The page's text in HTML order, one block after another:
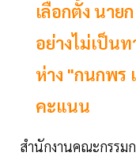
เลือกตั้ง นาย
อย่างไม่เป็น
ห่าง "กนกพร
คะแนน
สำนักงานคณะกรรม